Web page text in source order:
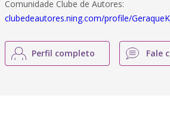
Comunidade Clube de Autores:
clubedeautores.ning.com/profile/
Perfil completo Fale